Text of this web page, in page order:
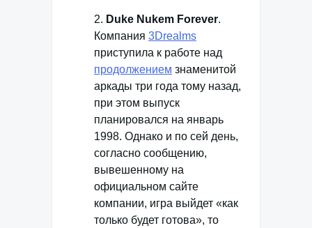
2. Duke Nukem Forever.
Компания 3Drealms
приступила к работе над
продолжением знаменитой
аркады три года тому назад,
при этом выпуск
планировался на январь
1998. Однако и по сей день,
согласно сообщению,
вывешенному на
официальном сайте
компании, игра выйдет «как
только будет готова», то